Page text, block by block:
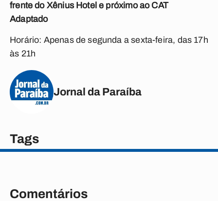
frente do Xênius Hotel e próximo ao CAT
Adaptado
Horário: Apenas de segunda a sexta-feira, das 17h
às 21h
Jornal da Paraíba
Tags
Comentários